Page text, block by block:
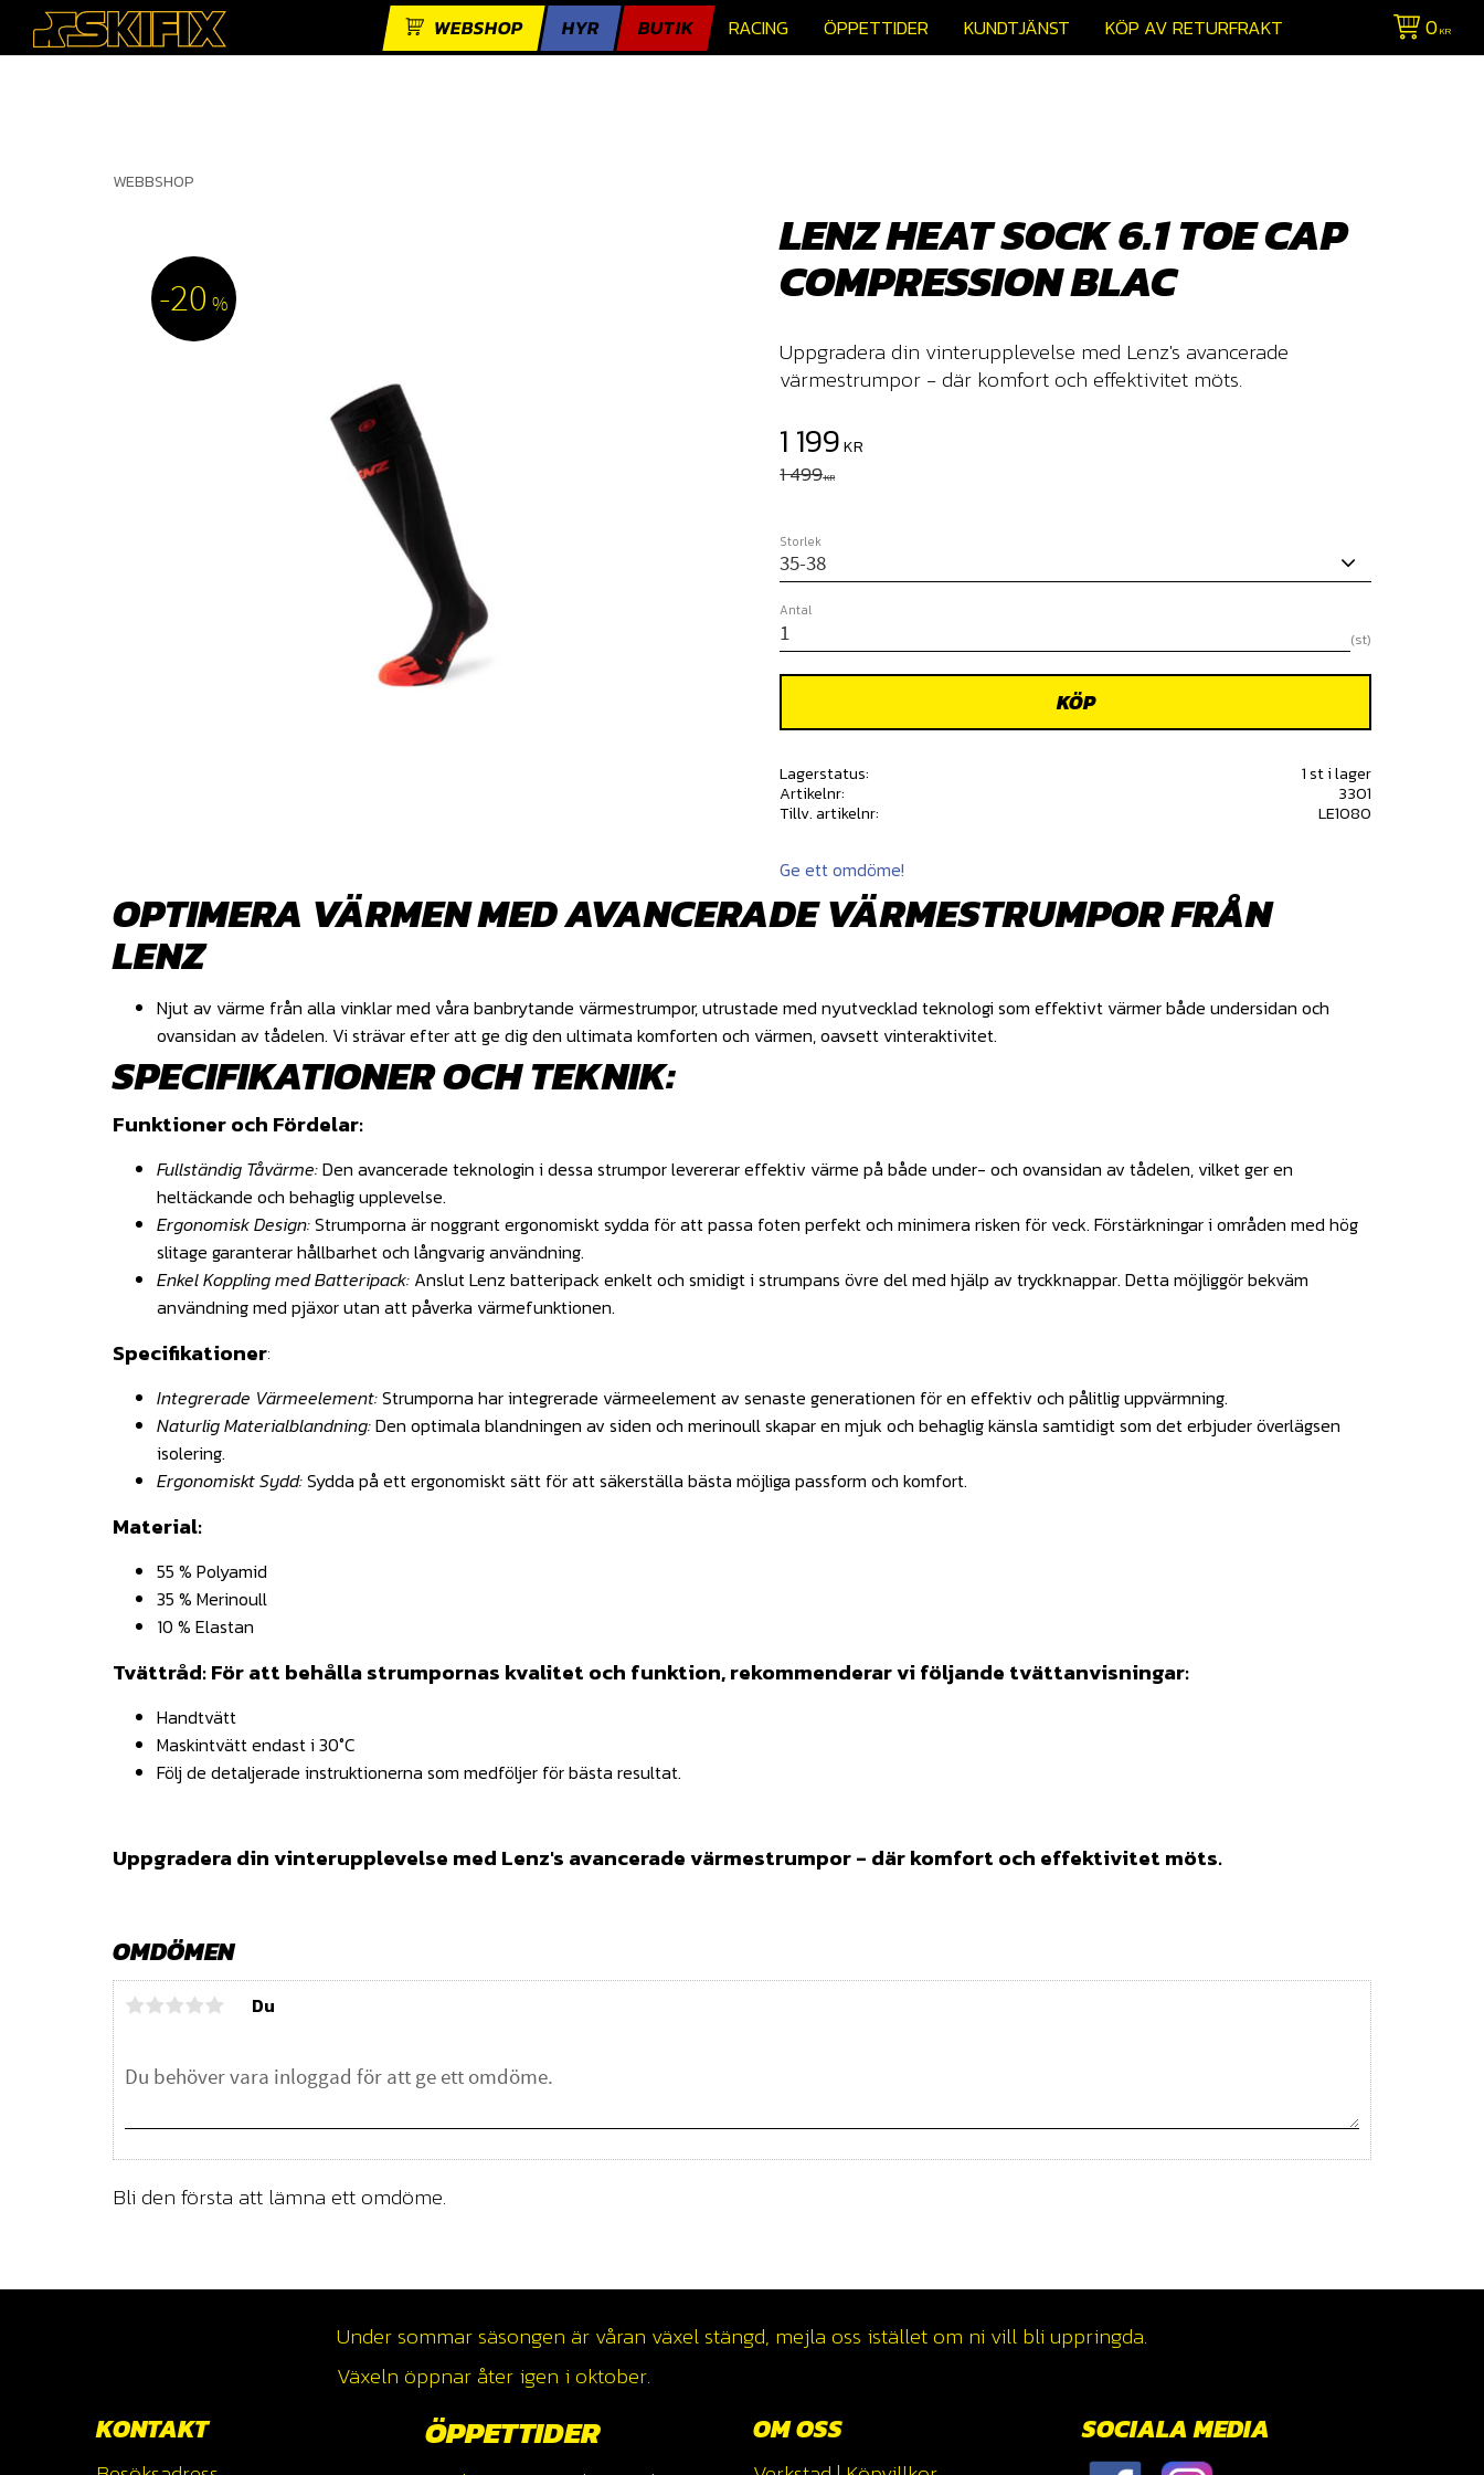
WEBSHOP HYR BUTIK RACING ÖPPETTIDER KUNDTJÄNST KÖP AV RETURFRAKT 0KR
WEBBSHOP
LENZ HEAT SOCK 6.1 TOE CAP
COMPRESSION BLAC
Uppgradera din vinterupplevelse med Lenz's avancerade
värmestrumpor - där komfort och effektivitet möts.
20 %
Nedsatt pris:
1 199KR
Ordinarie pris:
1 499KR
Storlek
Antal
st
KÖP
Lagerstatus
1 st i lager
Artikelnr
3301
Tillv. artikelnr
LE1080
Ge ett omdöme!
OPTIMERA VÄRMEN MED AVANCERADE VÄRMESTRUMPOR FRÅN
LENZ
Njut av värme från alla vinklar med våra banbrytande värmestrumpor, utrustade med nyutvecklad teknologi som effektivt värmer både undersidan och
ovansidan av tådelen. Vi strävar efter att ge dig den ultimata komforten och värmen, oavsett vinteraktivitet.
SPECIFIKATIONER OCH TEKNIK:
Funktioner och Fördelar:
Fullständig Tåvärme:Den avancerade teknologin i dessa strumpor levererar effektiv värme på både under- och ovansidan av tådelen, vilket ger en
heltäckande och behaglig upplevelse.
Ergonomisk Design:Strumporna är noggrant ergonomiskt sydda för att passa foten perfekt och minimera risken för veck. Förstärkningar i områden med hög
slitage garanterar hållbarhet och långvarig användning.
Enkel Koppling med Batteripack: Anslut Lenz batteripack enkelt och smidigt i strumpans övre del med hjälp av tryckknappar. Detta möjliggör bekväm
användning med pjäxor utan att påverka värmefunktionen.
Specifikationer:
Integrerade Värmeelement:Strumporna har integrerade värmeelement av senaste generationen för en effektiv och pålitlig uppvärmning.
Naturlig Materialblandning:Den optimala blandningen av siden och merinoull skapar en mjuk och behaglig känsla samtidigt som det erbjuder överlägsen
isolering.
Ergonomiskt Sydd:Sydda på ett ergonomiskt sätt för att säkerställa bästa möjliga passform och komfort.
Material:
55 % Polyamid
35 % Merinoull
10 % Elastan
Tvättråd: För att behålla strumpornas kvalitet och funktion, rekommenderar vi följande tvättanvisningar:
Handtvätt
Maskintvätt endast i 30°C
Följ de detaljerade instruktionerna som medföljer för bästa resultat.
Uppgradera din vinterupplevelse med Lenz's avancerade värmestrumpor - där komfort och effektivitet möts.
OMDÖMEN
Du
Bli den första att lämna ett omdöme.
Under sommar säsongen är våran växel stängd, mejla oss istället om ni vill bli uppringda.
Växeln öppnar åter igen i oktober.
KONTAKT ÖPPETTIDER OM OSS SOCIALA MEDIA